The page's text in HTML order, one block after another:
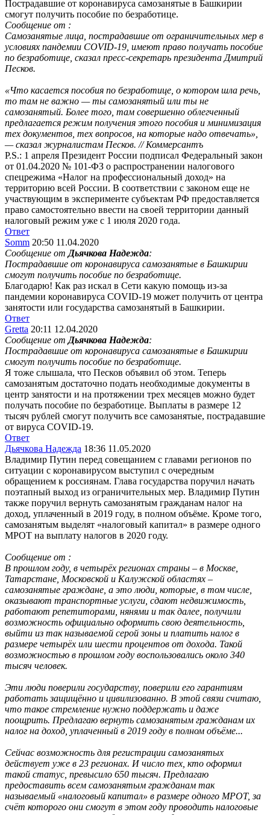
Пострадавшие от коронавируса самозанятые в Башкирии
смогут получить пособие по безработице.
Сообщение от :
Самозанятые лица, пострадавшие от ограничительных мер в
условиях пандемии COVID-19, имеют право получать пособие
по безработице, сказал пресс-секретарь президента Дмитрий
Песков.
«Что касается пособия по безработице, о котором шла речь,
то там не важно — ты самозанятый или ты не
самозанятый. Более того, там совершенно облегченный
предлагается режим получения этого пособия и минимизация
тех документов, тех вопросов, на которые надо отвечать»,
— сказал журналистам Песков. // Коммерсантъ
P.S.: 1 апреля Президент России подписал Федеральный закон
от 01.04.2020 № 101-ФЗ о распространении налогового
спецрежима «Налог на профессиональный доход» на
территорию всей России. В соответствии с законом еще не
участвующим в эксперименте субъектам РФ предоставляется
право самостоятельно ввести на своей территории данный
налоговый режим уже с 1 июля 2020 года.
Ответ
Somm 20:50 11.04.2020
Сообщение от Дьячкова Надежда:
Пострадавшие от коронавируса самозанятые в Башкирии
смогут получить пособие по безработице.
Благодарю! Как раз искал в Сети какую помощь из-за
пандемии коронавируса COVID-19 может получить от центра
занятости или государства самозанятый в Башкирии.
Ответ
Gretta 20:11 12.04.2020
Сообщение от Дьячкова Надежда:
Пострадавшие от коронавируса самозанятые в Башкирии
смогут получить пособие по безработице.
Я тоже слышала, что Песков объявил об этом. Теперь
самозанятым достаточно подать необходимые документы в
центр занятости и на протяжении трех месяцев можно будет
получать пособие по безработице. Выплаты в размере 12
тысяч рублей смогут получить все самозанятые, пострадавшие
от вируса COVID-19.
Ответ
Дьячкова Надежда 18:36 11.05.2020
Владимир Путин перед совещанием с главами регионов по
ситуации с коронавирусом выступил с очередным
обращением к россиянам. Глава государства поручил начать
поэтапный выход из ограничительных мер. Владимир Путин
также поручил вернуть самозанятым гражданам налог на
доход, уплаченный в 2019 году, в полном объёме. Кроме того,
самозанятым выделят «налоговый капитал» в размере одного
МРОТ на выплату налогов в 2020 году.
Сообщение от :
В прошлом году, в четырёх регионах страны – в Москве,
Татарстане, Московской и Калужской областях –
самозанятые граждане, а это люди, которые, в том числе,
оказывают транспортные услуги, сдают недвижимость,
работают репетиторами, нянями и так далее, получили
возможность официально оформить свою деятельность,
выйти из так называемой серой зоны и платить налог в
размере четырёх или шести процентов от дохода. Такой
возможностью в прошлом году воспользовались около 340
тысяч человек.
Эти люди поверили государству, поверили его гарантиям
работать защищённо и цивилизованно. В этой связи считаю,
что такое стремление нужно поддержать и даже
поощрить. Предлагаю вернуть самозанятым гражданам их
налог на доход, уплаченный в 2019 году в полном объёме...
Сейчас возможность для регистрации самозанятых
действует уже в 23 регионах. И число тех, кто оформил
такой статус, превысило 650 тысяч. Предлагаю
предоставить всем самозанятым гражданам так
называемый «налоговый капитал» в размере одного МРОТ, за
счёт которого они смогут в этом году проводить налоговые